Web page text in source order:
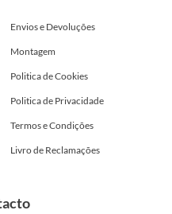
Envios e Devoluções
Montagem
Politica de Cookies
Politica de Privacidade
Termos e Condições
Livro de Reclamações